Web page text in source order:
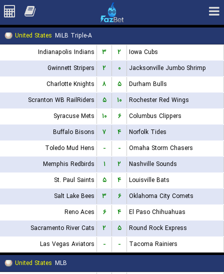
United States MiLB Triple-A
Indianapolis Indians
۳ ۲
Iowa Cubs
Gwinnett Stripers
۲ ۰
Jacksonville Jumbo Shrimp
Charlotte Knights
۸ ۵
Durham Bulls
Scranton WB RailRiders
۵ ۱۰
Rochester Red Wings
Syracuse Mets
۱۰ ۶
Columbus Clippers
Buffalo Bisons
۷ ۴
Norfolk Tides
Toledo Mud Hens
- -
Omaha Storm Chasers
Memphis Redbirds
۱ ۲
Nashville Sounds
St. Paul Saints
۵ ۴
Louisville Bats
Salt Lake Bees
۳ ۶
Oklahoma City Comets
Reno Aces
۶ ۴
El Paso Chihuahuas
Sacramento River Cats
۲ ۵
Round Rock Express
Las Vegas Aviators
- -
Tacoma Rainiers
United States MLB